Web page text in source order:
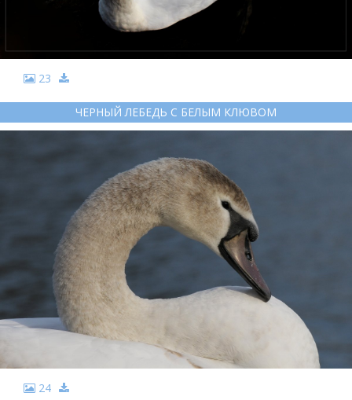
23
ЧЕРНЫЙ ЛЕБЕДЬ С БЕЛЫМ КЛЮВОМ
24